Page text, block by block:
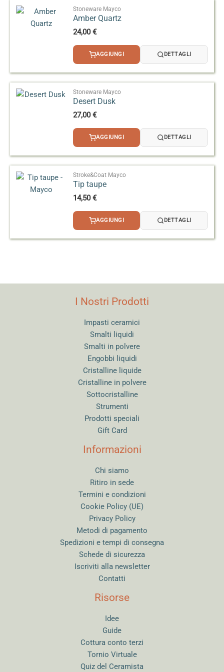
Stoneware Mayco
Amber Quartz
24,00€
AGGIUNGI DETTAGLI
Stoneware Mayco
Desert Dusk
27,00€
AGGIUNGI DETTAGLI
Stroke&Coat Mayco
Tip taupe
14,50€
AGGIUNGI DETTAGLI
I Nostri Prodotti
Impasti ceramici
Smalti liquidi
Smalti in polvere
Engobbi liquidi
Cristalline liquide
Cristalline in polvere
Sottocristalline
Strumenti
Prodotti speciali
Gift Card
Informazioni
Chi siamo
Ritiro in sede
Termini e condizioni
Cookie Policy (UE)
Privacy Policy
Metodi di pagamento
Spedizioni e tempi di consegna
Schede di sicurezza
Iscriviti alla newsletter
Contatti
Risorse
Idee
Guide
Cottura conto terzi
Tornio Virtuale
Quiz del Ceramista